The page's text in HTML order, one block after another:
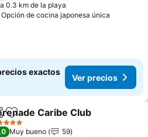
a 0.3 km de la playa
Opción de cocina japonesa única
exactos
Ver precios
Agregar a favoritos
Caribe Club
Muy bueno
59